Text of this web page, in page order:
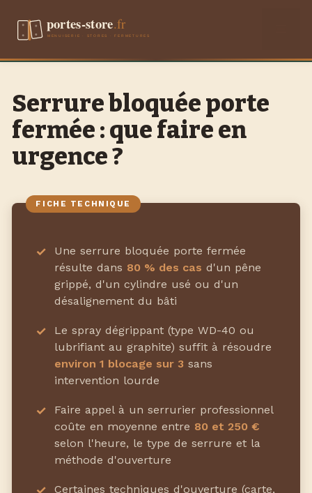
Serrure bloquée porte
fermée : que faire en
urgence ?
Une serrure bloquée porte fermée
résulte dans 80 % des cas d'un pêne
grippé, d'un cylindre usé ou d'un
désalignement du bâti
Le spray dégrippant (type WD-40 ou
lubrifiant au graphite) suffit à résoudre
environ 1 blocage sur 3 sans
intervention lourde
Faire appel à un serrurier professionnel
coûte en moyenne entre 80 et 250 €
selon l'heure, le type de serrure et la
méthode d'ouverture
Certaines techniques d'ouverture (carte,